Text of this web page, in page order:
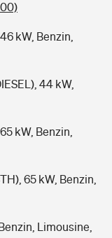
kW, Benzin,
44 kW,
kW, Benzin,
65 kW, Benzin,
Limousine,